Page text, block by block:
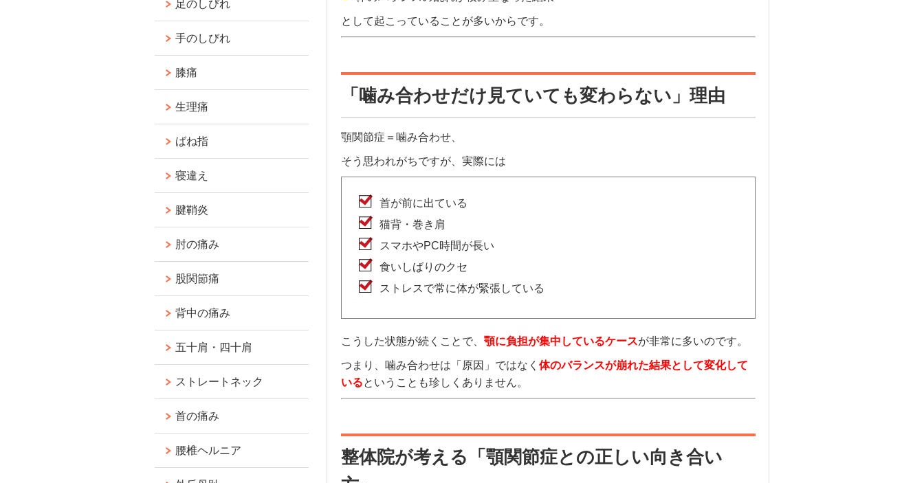
として起こっていることが多いからです。
「噛み合わせだけ見ていても変わらない」理由
顎関節症＝噛み合わせ、
そう思われがちですが、実際には
首が前に出ている
猫背・巻き肩
スマホやPC時間が長い
食いしばりのクセ
ストレスで常に体が緊張している
こうした状態が続くことで、 顎に負担が集中しているケースが非常に多いのです。
つまり、噛み合わせは「原因」ではなく 体のバランスが崩れた結果として変化して
いるということも珍しくありません。
整体院が考える「顎関節症との正しい向き合い
足のしびれ
手のしびれ
膝痛
生理痛
ばね指
寝違え
腱鞘炎
肘の痛み
股関節痛
背中の痛み
五十肩・四十肩
ストレートネック
首の痛み
腰椎ヘルニア